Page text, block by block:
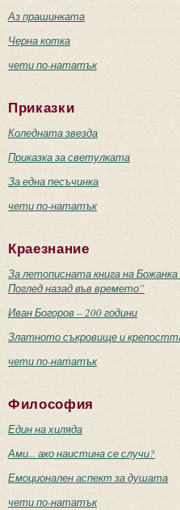
Аз прашинката
Черна котка
чети по-нататък
Приказки
Коледната звезда
Приказка за светулката
За една песъчинка
чети по-нататък
Краезнание
За летописната книга на Божанка
Поглед назад във времето”
Иван Богоров – 200 години
Златното съкровище и
чети по-нататък
Философия
Един на хиляда
Ами... ако наистина се случи?
Емоционален аспект за душата
чети по-нататък